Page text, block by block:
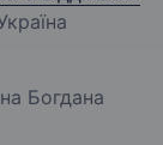
Богдана